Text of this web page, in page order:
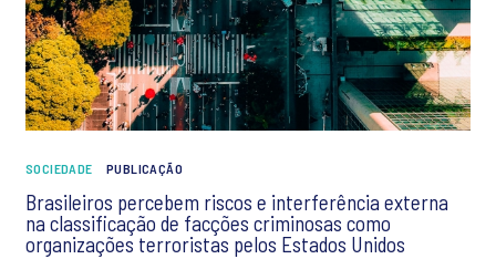
SOCIEDADE PUBLICAÇÃO
Brasileiros percebem riscos e interferência externa
na classificação de facções criminosas como
organizações terroristas pelos Estados Unidos